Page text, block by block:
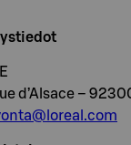
d’Alsace –